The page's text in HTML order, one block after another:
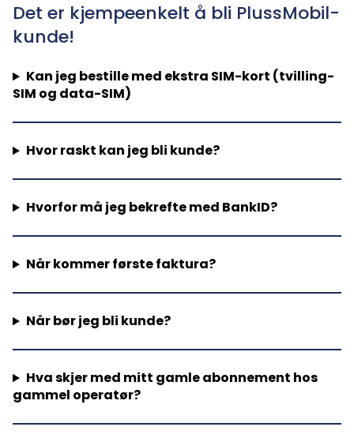
Det er kjempeenkelt å bli PlussMobil-
kunde!
Kan jeg bestille med ekstra SIM-kort (tvilling-
SIM og data-SIM)
Hvor raskt kan jeg bli kunde?
Hvorfor må jeg bekrefte med BankID?
Når kommer første faktura?
Når bør jeg bli kunde?
Hva skjer med mitt gamle abonnement hos
gammel operatør?